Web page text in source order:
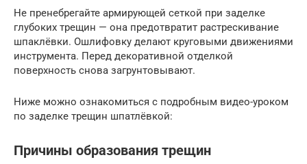
Не пренебрегайте армирующей сеткой при заделке
глубоких трещин — она предотвратит растрескивание
шпаклёвки. Ошлифовку делают круговыми движениями
инструмента. Перед декоративной отделкой
поверхность снова загрунтовывают.
Ниже можно ознакомиться с подробным видео-уроком
по заделке трещин шпатлёвкой:
Причины образования трещин